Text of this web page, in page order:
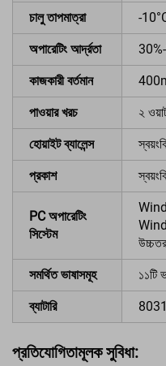
চালু তাপমাত্রা -
অপারেটিং আর্দ্রতা
কাজকারী বর্তমান
পাওয়ার খরচ ২
হোয়াইট ব্যালেন্স
প্রকাশ
PC অপারেটিং
সিস্টেম
উচ্চতর
সমর্থিত ভাষাসমূহ ১১টি
ব্যাটারি
প্রতিযোগিতামূলক সুবিধা: